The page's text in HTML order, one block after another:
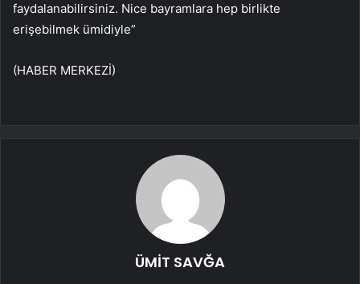
faydalanabilirsiniz. Nice bayramlara hep birlikte
erişebilmek ümidiyle”
(HABER MERKEZİ)
ÜMİT SAVĞA